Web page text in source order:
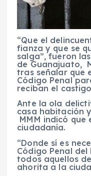
“Que el
fianza y que se
salga”, fueron
de Guanajuato,
tras señalar que
Código Penal
reciban el
Ante la ola
casa habitación
MMM indicó
ciudadanía.
“Donde sí es
Código Penal
todos aquellos
ahorita a la